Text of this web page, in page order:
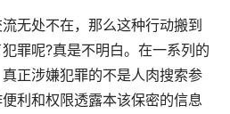
处不在，那么这种行动搬到
罪呢?真是不明白。在一系列的
正涉嫌犯罪的不是人肉搜索参
利和权限透露本该保密的信息